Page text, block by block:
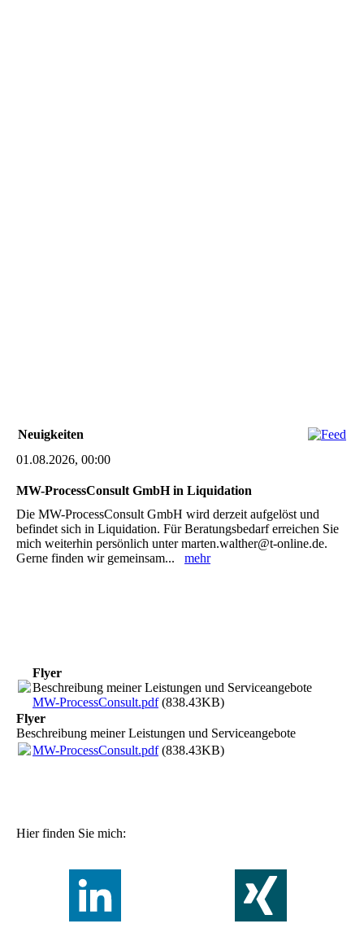
Neuigkeiten
01.08.2026, 00:00
MW-ProcessConsult GmbH in Liquidation
Die MW-ProcessConsult GmbH wird derzeit aufgelöst und
befindet sich in Liquidation. Für Beratungsbedarf erreichen Sie
mich weiterhin persönlich unter marten.walther@t-online.de.
Gerne finden wir gemeinsam... mehr
Flyer
Beschreibung meiner Leistungen und Serviceangebote
MW-ProcessConsult.pdf(838.43KB)
Flyer
Beschreibung meiner Leistungen und Serviceangebote
MW-ProcessConsult.pdf(838.43KB)
Hier finden Sie mich: